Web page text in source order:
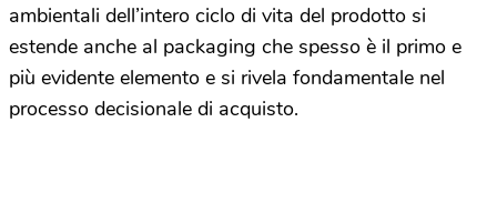
ambientali dell’intero ciclo di vita del prodotto si
estende anche al packaging che spesso è il primo e
più evidente elemento e si rivela fondamentale nel
processo decisionale di acquisto.